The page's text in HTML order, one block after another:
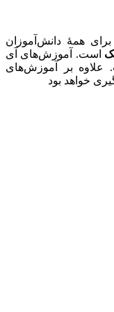
همۀ دانش‌آموزان
است. آموزش‌های آی
بر آموزش‌های
خواهد بود